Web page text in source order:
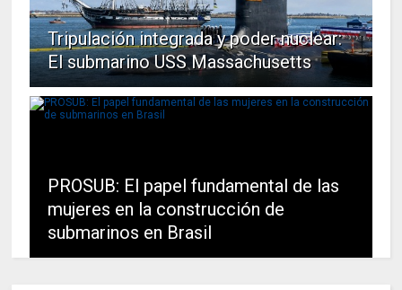
Tripulación integrada y poder nuclear:
El submarino USS Massachusetts
PROSUB: El papel fundamental de las
mujeres en la construcción de
submarinos en Brasil